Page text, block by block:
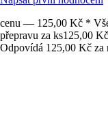
cenu — 125,00 Kč *
přepravu za ks125,00 Kč
Odpovídá 125,00 Kč za